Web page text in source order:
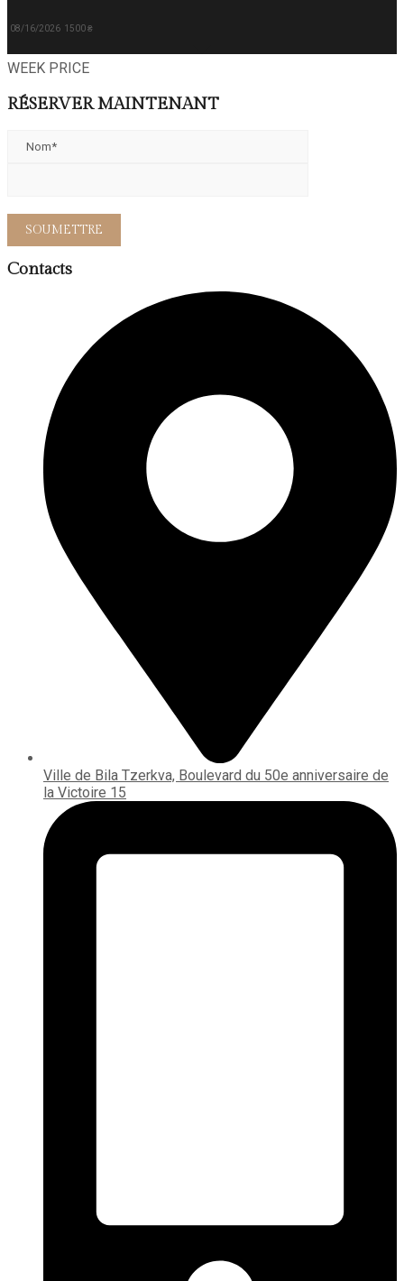
08/16/2026 1500 ₴
WEEK PRICE
RÉSERVER MAINTENANT
Contacts
Ville de Bila Tzerkva, Boulevard du 50e anniversaire de
la Victoire 15